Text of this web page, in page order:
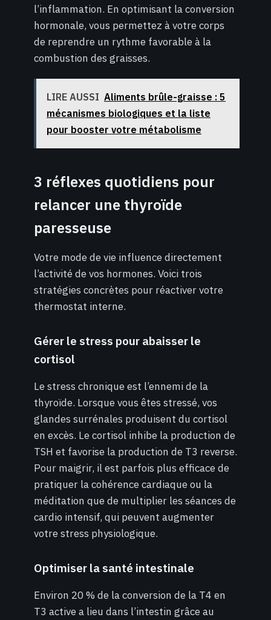
l’inflammation. En optimisant la conversion
hormonale, vous permettez à votre corps
de reprendre un rythme favorable à la
combustion des graisses.
LIRE AUSSI Aliments brûle-graisse : 5
mécanismes biologiques et la liste
pour booster votre métabolisme
3 réflexes quotidiens pour
relancer une thyroïde
paresseuse
Votre mode de vie influence directement
l’activité de vos hormones. Voici trois
stratégies concrètes pour réactiver votre
thermostat interne.
Gérer le stress pour abaisser le
cortisol
Le stress chronique est l’ennemi de la
thyroïde. Lorsque vous êtes stressé, vos
glandes surrénales produisent du cortisol
en excès. Le cortisol inhibe la production de
TSH et favorise la production de T3 reverse.
Pour maigrir, il est parfois plus efficace de
pratiquer la cohérence cardiaque ou la
méditation que de multiplier les séances de
cardio intensif, qui peuvent augmenter
votre stress physiologique.
Optimiser la santé intestinale
Environ 20 % de la conversion de la T4 en
T3 active a lieu dans l’intestin grâce au